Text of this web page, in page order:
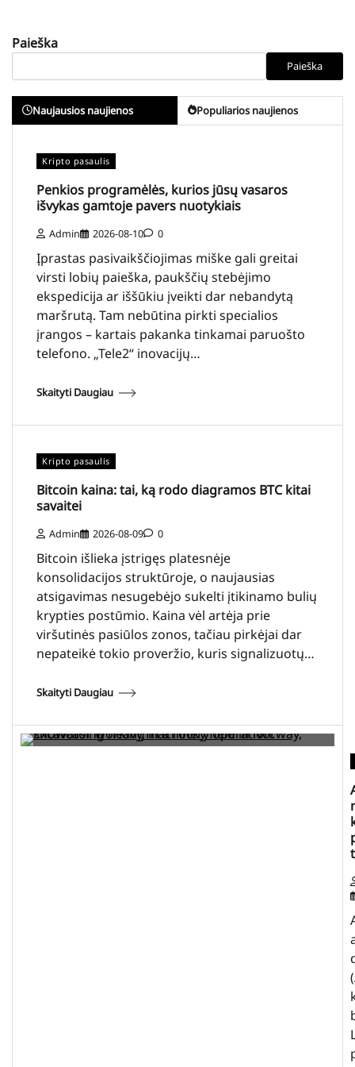
Paieška
Paieška
Naujausios naujienos Populiarios naujienos
Kripto pasaulis
Penkios programėlės, kurios jūsų vasaros
išvykas gamtoje pavers nuotykiais
Admin 2026-08-10 0
Įprastas pasivaikščiojimas miške gali greitai
virsti lobių paieška, paukščių stebėjimo
ekspedicija ar iššūkiu įveikti dar nebandytą
maršrutą. Tam nebūtina pirkti specialios
įrangos – kartais pakanka tinkamai paruošto
telefono. „Tele2“ inovacijų…
Skaityti Daugiau
Kripto pasaulis
Bitcoin kaina: tai, ką rodo diagramos BTC kitai
savaitei
Admin 2026-08-09 0
Bitcoin išlieka įstrigęs platesnėje
konsolidacijos struktūroje, o naujausias
atsigavimas nesugebėjo sukelti įtikinamo bulių
krypties postūmio. Kaina vėl artėja prie
viršutinės pasiūlos zonos, tačiau pirkėjai dar
nepateikė tokio proveržio, kuris signalizuotų…
Skaityti Daugiau